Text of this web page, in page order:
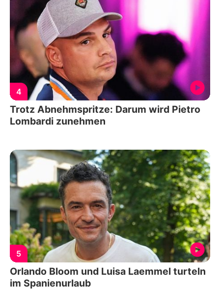
4
Trotz Abnehmspritze: Darum wird Pietro
Lombardi zunehmen
5
Orlando Bloom und Luisa Laemmel turteln
im Spanienurlaub